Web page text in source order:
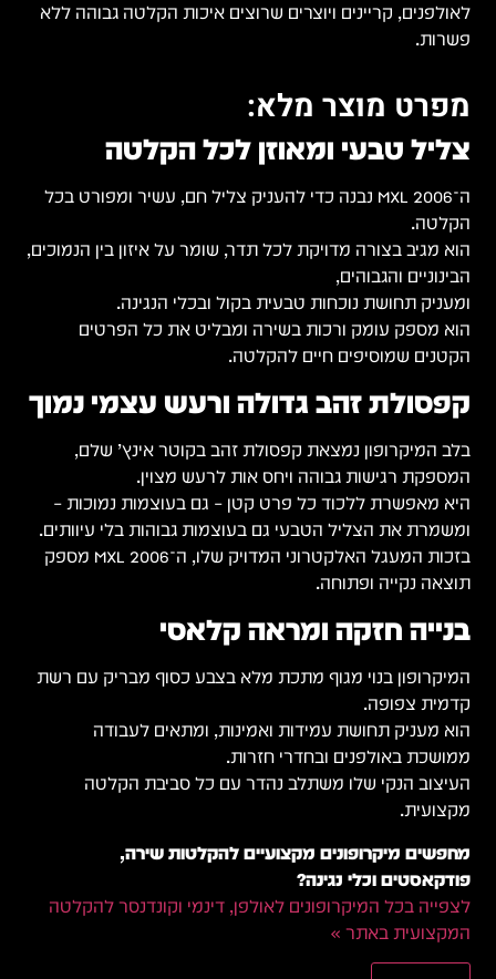
לאולפנים, קריינים ויוצרים שרוצים איכות הקלטה גבוהה ללא
פשרות.
מפרט מוצר מלא:
צליל טבעי ומאוזן לכל הקלטה
ה־MXL 2006 נבנה כדי להעניק צליל חם, עשיר ומפורט בכל
הקלטה.
הוא מגיב בצורה מדויקת לכל תדר, שומר על איזון בין הנמוכים,
הבינוניים והגבוהים,
ומעניק תחושת נוכחות טבעית בקול ובכלי הנגינה.
הוא מספק עומק ורכות בשירה ומבליט את כל הפרטים
הקטנים שמוסיפים חיים להקלטה.
קפסולת זהב גדולה ורעש עצמי נמוך
בלב המיקרופון נמצאת קפסולת זהב בקוטר אינץ’ שלם,
המספקת רגישות גבוהה ויחס אות לרעש מצוין.
היא מאפשרת ללכוד כל פרט קטן – גם בעוצמות נמוכות –
ומשמרת את הצליל הטבעי גם בעוצמות גבוהות בלי עיוותים.
בזכות המעגל האלקטרוני המדויק שלו, ה־MXL 2006 מספק
תוצאה נקייה ופתוחה.
בנייה חזקה ומראה קלאסי
המיקרופון בנוי מגוף מתכת מלא בצבע כסוף מבריק עם רשת
קדמית צפופה.
הוא מעניק תחושת עמידות ואמינות, ומתאים לעבודה
ממושכת באולפנים ובחדרי חזרות.
העיצוב הנקי שלו משתלב נהדר עם כל סביבת הקלטה
מקצועית.
מחפשים מיקרופונים מקצועיים להקלטות שירה,
פודקאסטים וכלי נגינה?
לצפייה בכל המיקרופונים לאולפן, דינמי וקונדנסר להקלטה
המקצועית באתר »